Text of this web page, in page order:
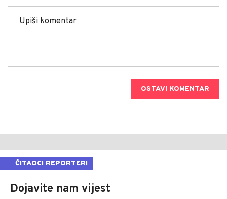
OSTAVI KOMENTAR
ČITAOCI REPORTERI
Dojavite nam vijest